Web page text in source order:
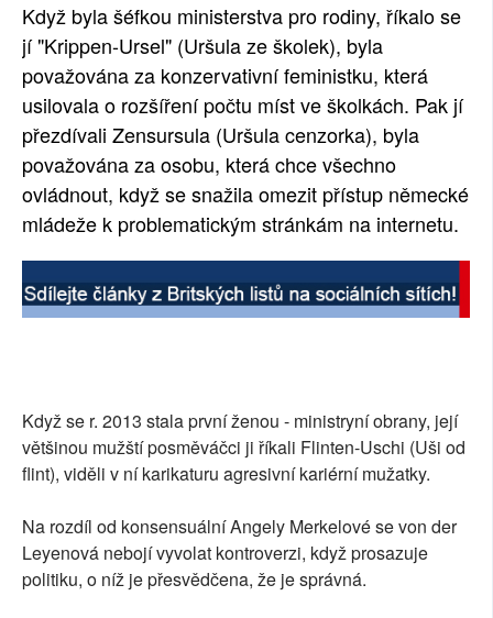
Když byla šéfkou ministerstva pro rodiny, říkalo se
jí "Krippen-Ursel" (Uršula ze školek), byla
považována za konzervativní feministku, která
usilovala o rozšíření počtu míst ve školkách. Pak jí
přezdívali Zensursula (Uršula cenzorka), byla
považována za osobu, která chce všechno
ovládnout, když se snažila omezit přístup německé
mládeže k problematickým stránkám na internetu.
Když se r. 2013 stala první ženou - ministryní obrany, její
většinou mužští posměváčci ji říkali Flinten-Uschi (Uši od
flint), viděli v ní karikaturu agresivní kariérní mužatky.
Na rozdíl od konsensuální Angely Merkelové se von der
Leyenová nebojí vyvolat kontroverzi, když prosazuje
politiku, o níž je přesvědčena, že je správná.